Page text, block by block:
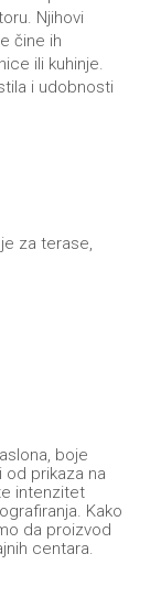
Njihovi
čine ih
ili kuhinje.
i udobnosti
za terase,
boje
prikaza na
intenzitet
Kako
da proizvod
centara.